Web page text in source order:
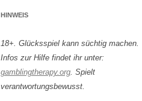
HINWEIS
18+. Glücksspiel kann süchtig machen.
Infos zur Hilfe findet ihr unter:
gamblingtherapy.org. Spielt
verantwortungsbewusst.